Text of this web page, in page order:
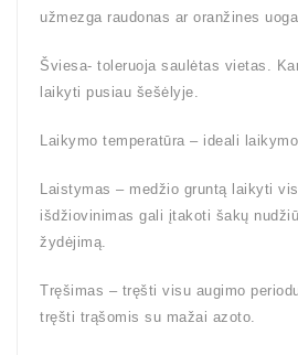
užmezga raudonas ar oranžines
Šviesa- toleruoja saulėtas vietas.
laikyti pusiau šešėlyje.
Laikymo temperatūra – ideali
Laistymas – medžio gruntą laikyti
išdžiovinimas gali įtakoti šakų
žydėjimą.
Tręšimas – tręšti visu augimo
tręšti trąšomis su mažai azoto.